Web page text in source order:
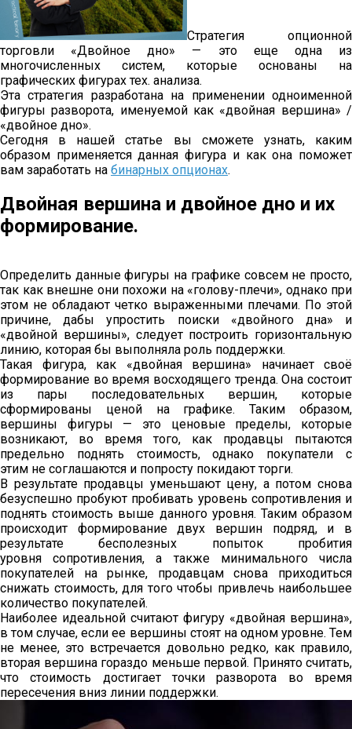
Стратегия опционной
торговли «Двойное дно» — это еще одна из
многочисленных систем, которые основаны на
графических фигурах тех. анализа.
Эта стратегия разработана на применении одноименной
фигуры разворота, именуемой как «двойная вершина» /
«двойное дно».
Сегодня в нашей статье вы сможете узнать, каким
образом применяется данная фигура и как она поможет
вам заработать на бинарных опционах.
Двойная вершина и двойное дно и их
формирование.
Определить данные фигуры на графике совсем не просто,
так как внешне они похожи на «голову-плечи», однако при
этом не обладают четко выраженными плечами. По этой
причине, дабы упростить поиски «двойного дна» и
«двойной вершины», следует построить горизонтальную
линию, которая бы выполняла роль поддержки.
Такая фигура, как «двойная вершина» начинает своё
формирование во время восходящего тренда. Она состоит
из пары последовательных вершин, которые
сформированы ценой на графике. Таким образом,
вершины фигуры — это ценовые пределы, которые
возникают, во время того, как продавцы пытаются
предельно поднять стоимость, однако покупатели с
этим не соглашаются и попросту покидают торги.
В результате продавцы уменьшают цену, а потом снова
безуспешно пробуют пробивать уровень сопротивления и
поднять стоимость выше данного уровня. Таким образом
происходит формирование двух вершин подряд, и в
результате бесполезных попыток пробития
уровня сопротивления, а также минимального числа
покупателей на рынке, продавцам снова приходиться
снижать стоимость, для того чтобы привлечь наибольшее
количество покупателей.
Наиболее идеальной считают фигуру «двойная вершина»,
в том случае, если ее вершины стоят на одном уровне. Тем
не менее, это встречается довольно редко, как правило,
вторая вершина гораздо меньше первой. Принято считать,
что стоимость достигает точки разворота во время
пересечения вниз линии поддержки.